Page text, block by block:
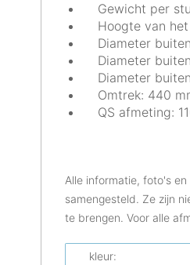
Gewicht per
Hoogte van het
Diameter
Diameter
Diameter buiten
Omtrek: 440
QS afmeting:
Alle informatie, foto's
samengesteld. Ze zijn
te brengen. Voor alle
kleur: